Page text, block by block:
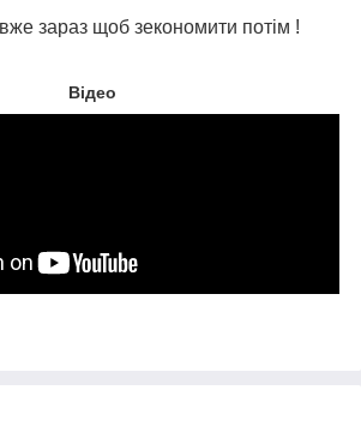
зараз щоб зекономити потім !
Відео